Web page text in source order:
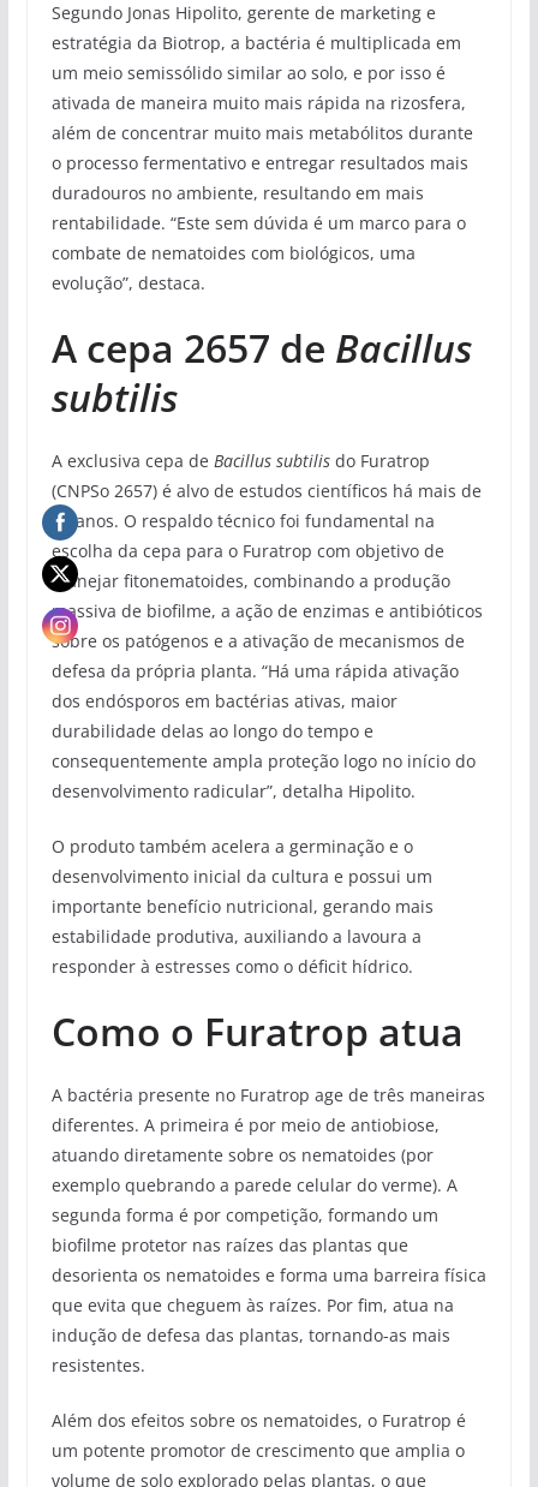
Segundo Jonas Hipolito, gerente de marketing e
estratégia da Biotrop, a bactéria é multiplicada em
um meio semissólido similar ao solo, e por isso é
ativada de maneira muito mais rápida na rizosfera,
além de concentrar muito mais metabólitos durante
o processo fermentativo e entregar resultados mais
duradouros no ambiente, resultando em mais
rentabilidade. “Este sem dúvida é um marco para o
combate de nematoides com biológicos, uma
evolução”, destaca.
A cepa 2657 de Bacillus
subtilis
A exclusiva cepa de Bacillus subtilis do Furatrop
(CNPSo 2657) é alvo de estudos científicos há mais de
20 anos. O respaldo técnico foi fundamental na
escolha da cepa para o Furatrop com objetivo de
manejar fitonematoides, combinando a produção
massiva de biofilme, a ação de enzimas e antibióticos
sobre os patógenos e a ativação de mecanismos de
defesa da própria planta. “Há uma rápida ativação
dos endósporos em bactérias ativas, maior
durabilidade delas ao longo do tempo e
consequentemente ampla proteção logo no início do
desenvolvimento radicular”, detalha Hipolito.
O produto também acelera a germinação e o
desenvolvimento inicial da cultura e possui um
importante benefício nutricional, gerando mais
estabilidade produtiva, auxiliando a lavoura a
responder à estresses como o déficit hídrico.
Como o Furatrop atua
A bactéria presente no Furatrop age de três maneiras
diferentes. A primeira é por meio de antiobiose,
atuando diretamente sobre os nematoides (por
exemplo quebrando a parede celular do verme). A
segunda forma é por competição, formando um
biofilme protetor nas raízes das plantas que
desorienta os nematoides e forma uma barreira física
que evita que cheguem às raízes. Por fim, atua na
indução de defesa das plantas, tornando-as mais
resistentes.
Além dos efeitos sobre os nematoides, o Furatrop é
um potente promotor de crescimento que amplia o
volume de solo explorado pelas plantas, o que